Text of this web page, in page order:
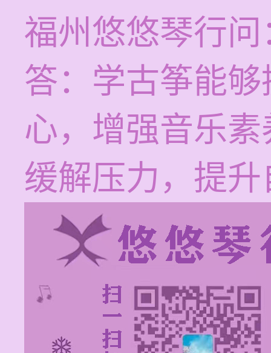
福州悠悠琴行
答：学古筝能
心，增强音乐
缓解压力，提